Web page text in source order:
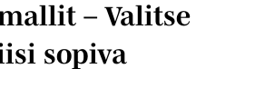
– Valitse
sopiva